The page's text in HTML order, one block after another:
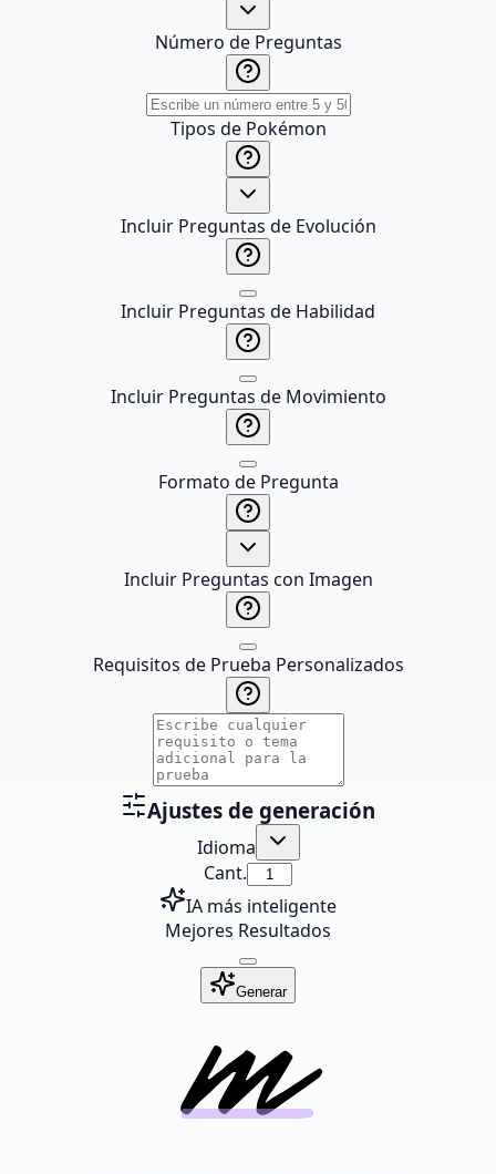
Número de Preguntas
Tipos de Pokémon
Incluir Preguntas de Evolución
Incluir Preguntas de Habilidad
Incluir Preguntas de Movimiento
Formato de Pregunta
Incluir Preguntas con Imagen
Requisitos de Prueba Personalizados
Ajustes de generación
Idioma
Cant.
IA más inteligente
Mejores Resultados
Generar